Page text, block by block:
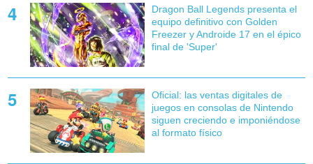
Dragon Ball Legends presenta el
equipo definitivo con Golden
Freezer y Androide 17 en el épico
final de 'Super'
Oficial: las ventas digitales de
juegos en consolas de Nintendo
siguen creciendo e imponiéndose
al formato físico